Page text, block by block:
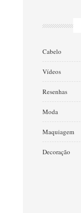
Cabelo
Vídeos
Resenhas
Moda
Maquiagem
Decoração